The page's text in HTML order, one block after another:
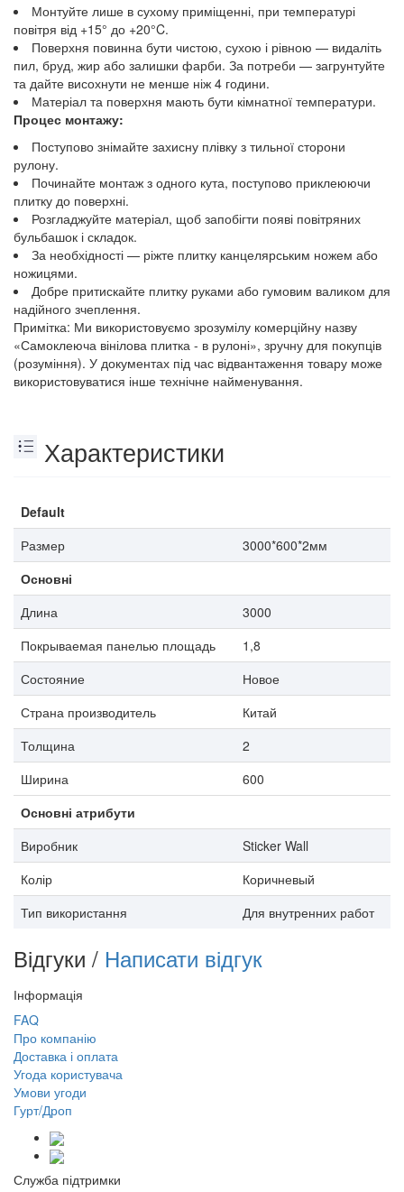
Монтуйте лише в сухому приміщенні, при температурі
повітря від +15° до +20°C.
Поверхня повинна бути чистою, сухою і рівною — видаліть
пил, бруд, жир або залишки фарби. За потреби — загрунтуйте
та дайте висохнути не менше ніж 4 години.
Матеріал та поверхня мають бути кімнатної температури.
Процес монтажу:
Поступово знімайте захисну плівку з тильної сторони
рулону.
Починайте монтаж з одного кута, поступово приклеюючи
плитку до поверхні.
Розгладжуйте матеріал, щоб запобігти появі повітряних
бульбашок і складок.
За необхідності — ріжте плитку канцелярським ножем або
ножицями.
Добре притискайте плитку руками або гумовим валиком для
надійного зчеплення.
Примітка: Ми використовуємо зрозумілу комерційну назву
«Самоклеюча вінілова плитка - в рулоні», зручну для покупців
(розуміння). У документах під час відвантаження товару може
використовуватися інше технічне найменування.
Характеристики
Default
Размер
3000*600*2мм
Основні
Длина
3000
Покрываемая панелью площадь
1,8
Состояние
Новое
Страна производитель
Китай
Толщина
2
Ширина
600
Основні атрибути
Виробник
Sticker Wall
Колір
Коричневый
Тип використання
Для внутренних работ
Відгуки / Написати відгук
Інформація
FAQ
Про компанію
Доставка і оплата
Угода користувача
Умови угоди
Гурт/Дроп
Служба підтримки